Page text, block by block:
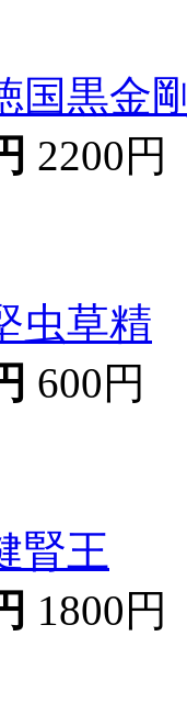
国黒金剛
2200円
虫草精
600円
腎王
1800円